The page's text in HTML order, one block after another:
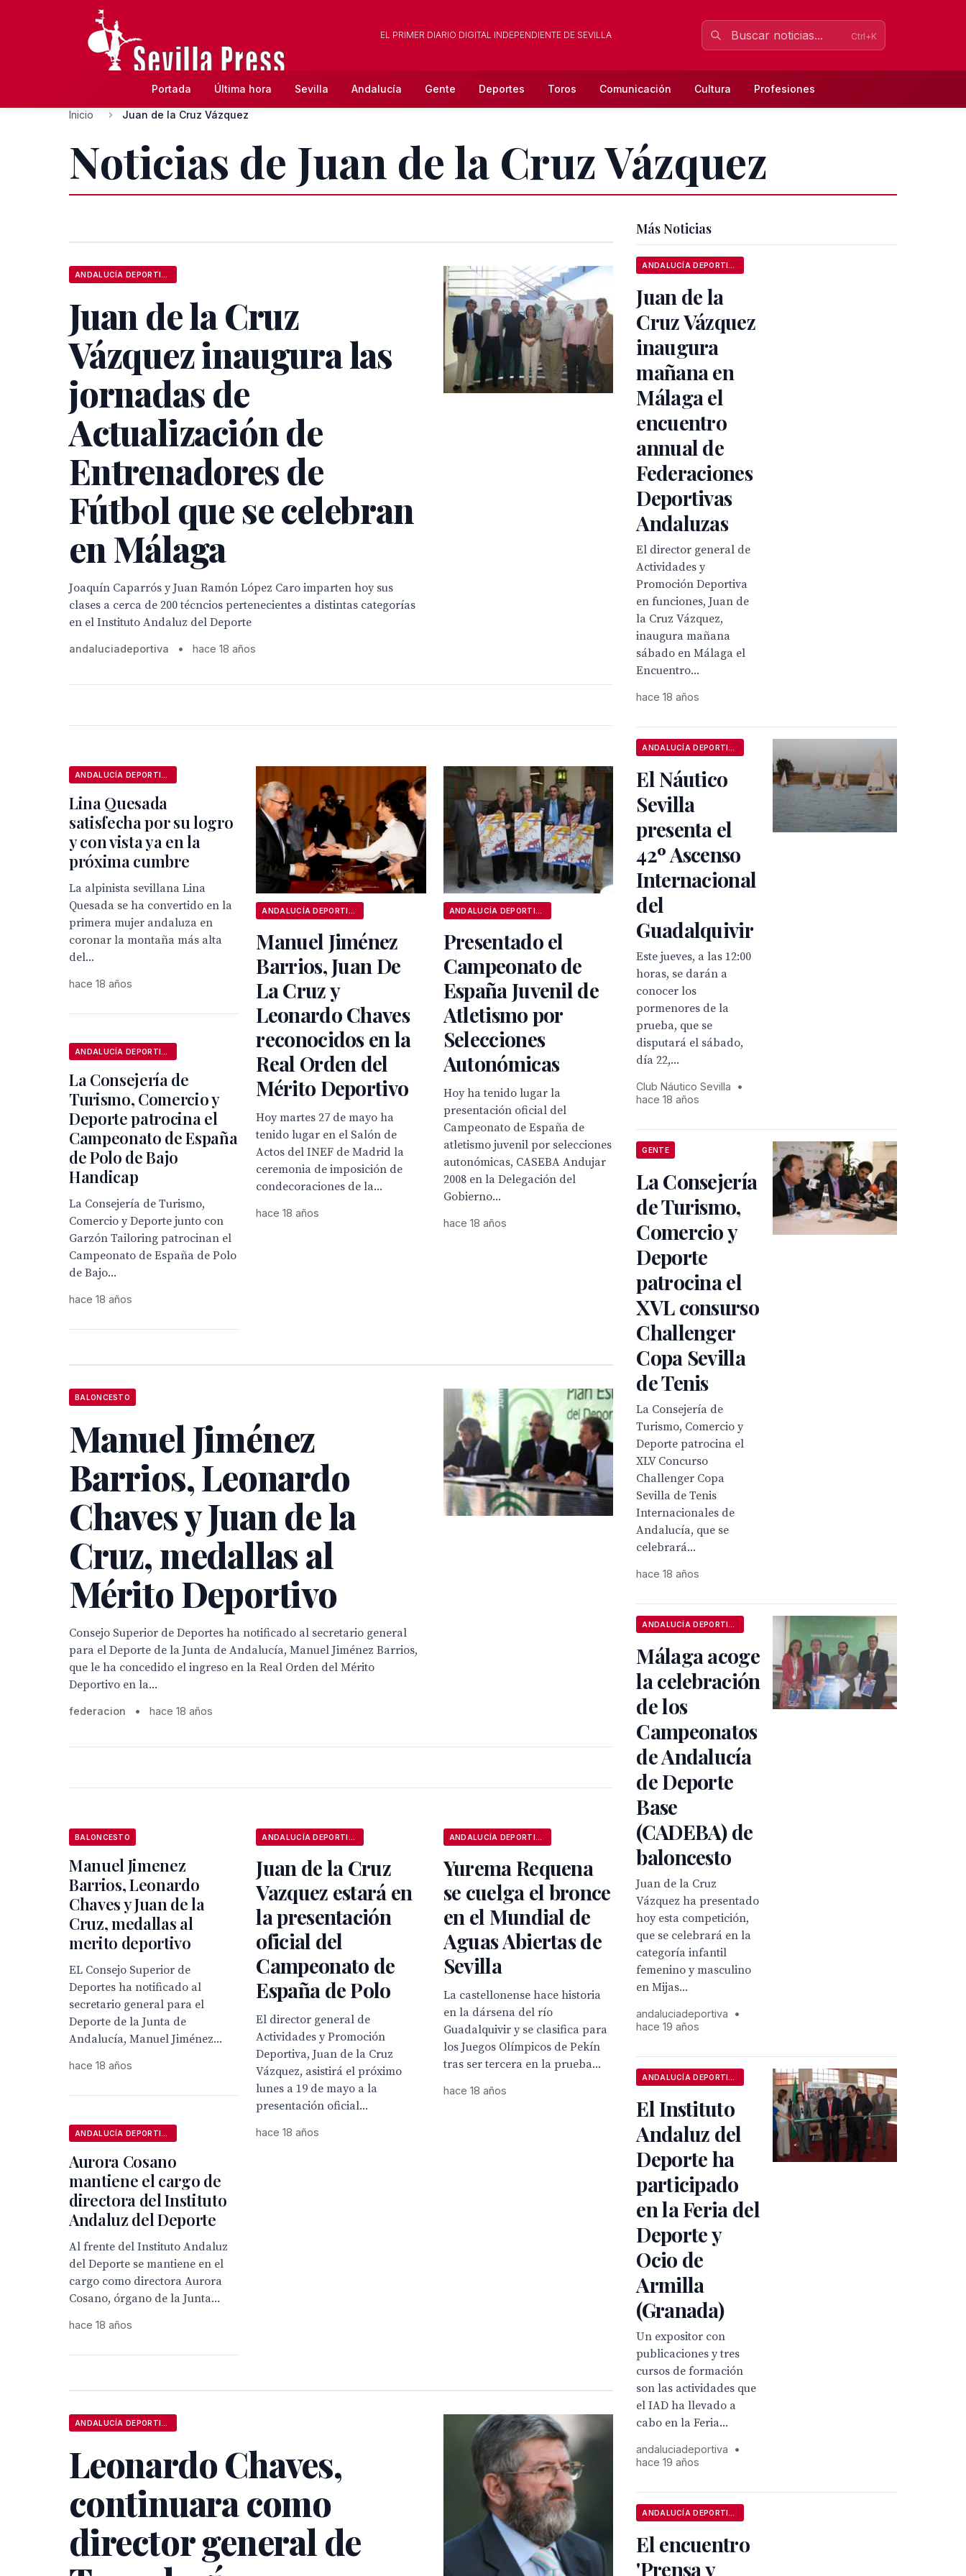
EL PRIMER DIARIO DIGITAL INDEPENDIENTE DE SEVILLA Ctrl+K
Portada Última hora Sevilla Andalucía Gente Deportes Toros Comunicación Cultura Profesiones
Inicio Juan de la Cruz Vázquez
Noticias de Juan de la Cruz Vázquez
Juan de la Cruz
Vázquez inaugura las
jornadas de
Actualización de
Entrenadores de
Fútbol que se celebran
en Málaga
Joaquín Caparrós y Juan Ramón López Caro imparten hoy sus
clases a cerca de 200 técncios pertenecientes a distintas categorías
en el Instituto Andaluz del Deporte
andaluciadeportiva • hace 18 años
Lina Quesada
satisfecha por su logro
y con vista ya en la
próxima cumbre
La alpinista sevillana Lina
Quesada se ha convertido en la
primera mujer andaluza en
coronar la montaña más alta
del...
hace 18 años
Manuel Jiménez
Barrios, Juan De
La Cruz y
Leonardo Chaves
reconocidos en la
Real Orden del
Mérito Deportivo
Hoy martes 27 de mayo ha
tenido lugar en el Salón de
Actos del INEF de Madrid la
ceremonia de imposición de
condecoraciones de la...
hace 18 años
Presentado el
Campeonato de
España Juvenil de
Atletismo por
Selecciones
Autonómicas
Hoy ha tenido lugar la
presentación oficial del
Campeonato de España de
atletismo juvenil por selecciones
autonómicas, CASEBA Andujar
2008 en la Delegación del
Gobierno...
hace 18 años
La Consejería de
Turismo, Comercio y
Deporte patrocina el
Campeonato de España
de Polo de Bajo
Handicap
La Consejería de Turismo,
Comercio y Deporte junto con
Garzón Tailoring patrocinan el
Campeonato de España de Polo
de Bajo...
hace 18 años
BALONCESTO
Manuel Jiménez
Barrios, Leonardo
Chaves y Juan de la
Cruz, medallas al
Mérito Deportivo
Consejo Superior de Deportes ha notificado al secretario general
para el Deporte de la Junta de Andalucía, Manuel Jiménez Barrios,
que le ha concedido el ingreso en la Real Orden del Mérito
Deportivo en la...
federacion • hace 18 años
BALONCESTO
Manuel Jimenez
Barrios, Leonardo
Chaves y Juan de la
Cruz, medallas al
merito deportivo
EL Consejo Superior de
Deportes ha notificado al
secretario general para el
Deporte de la Junta de
Andalucía, Manuel Jiménez...
hace 18 años
Juan de la Cruz
Vazquez estará en
la presentación
oficial del
Campeonato de
España de Polo
El director general de
Actividades y Promoción
Deportiva, Juan de la Cruz
Vázquez, asistirá el próximo
lunes a 19 de mayo a la
presentación oficial...
hace 18 años
Yurema Requena
se cuelga el bronce
en el Mundial de
Aguas Abiertas de
Sevilla
La castellonense hace historia
en la dársena del río
Guadalquivir y se clasifica para
los Juegos Olímpicos de Pekín
tras ser tercera en la prueba...
hace 18 años
Aurora Cosano
mantiene el cargo de
directora del Instituto
Andaluz del Deporte
Al frente del Instituto Andaluz
del Deporte se mantiene en el
cargo como directora Aurora
Cosano, órgano de la Junta...
hace 18 años
Leonardo Chaves,
continuara como
director general de
Más Noticias
Juan de la
Cruz Vázquez
inaugura
mañana en
Málaga el
encuentro
annual de
Federaciones
Deportivas
Andaluzas
El director general de
Actividades y
Promoción Deportiva
en funciones, Juan de
la Cruz Vázquez,
inaugura mañana
sábado en Málaga el
Encuentro...
hace 18 años
El Náutico
Sevilla
presenta el
42º Ascenso
Internacional
del
Guadalquivir
Este jueves, a las 12:00
horas, se darán a
conocer los
pormenores de la
prueba, que se
disputará el sábado,
día 22,...
Club Náutico Sevilla
•
hace 18 años
GENTE
La Consejería
de Turismo,
Comercio y
Deporte
patrocina el
XVL consurso
Challenger
Copa Sevilla
de Tenis
La Consejería de
Turismo, Comercio y
Deporte patrocina el
XLV Concurso
Challenger Copa
Sevilla de Tenis
Internacionales de
Andalucía, que se
celebrará...
hace 18 años
Málaga acoge
la celebración
de los
Campeonatos
de Andalucía
de Deporte
Base
(CADEBA) de
baloncesto
Juan de la Cruz
Vázquez ha presentado
hoy esta competición,
que se celebrará en la
categoría infantil
femenino y masculino
en Mijas...
andaluciadeportiva
•
hace 19 años
El Instituto
Andaluz del
Deporte ha
participado
en la Feria del
Deporte y
Ocio de
Armilla
(Granada)
Un expositor con
publicaciones y tres
cursos de formación
son las actividades que
el IAD ha llevado a
cabo en la Feria...
andaluciadeportiva
•
hace 19 años
El encuentro
'Prensa y